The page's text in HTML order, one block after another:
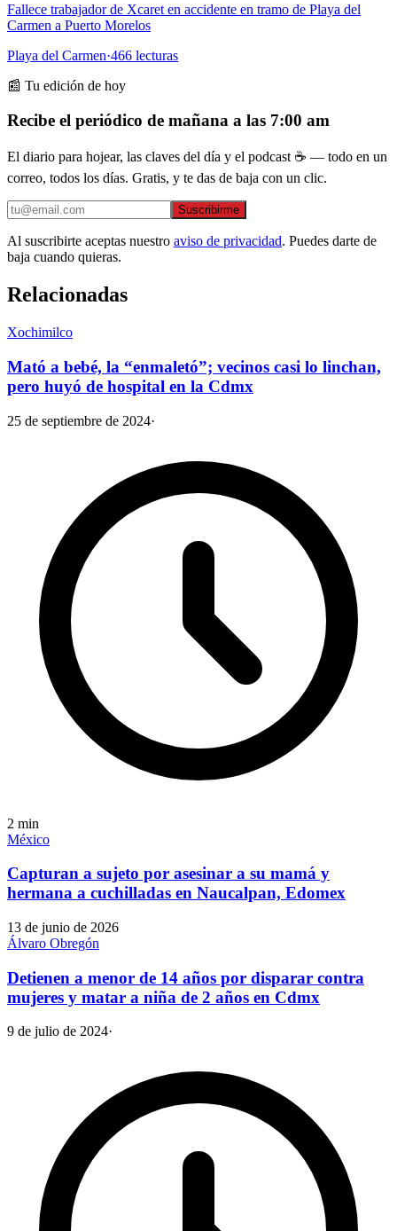
Fallece trabajador de Xcaret en accidente en tramo de Playa del
Carmen a Puerto Morelos
Playa del Carmen·466 lecturas
📰 Tu edición de hoy
Recibe el periódico de mañana a las 7:00 am
El diario para hojear, las claves del día y el podcast ☕ — todo en un
correo, todos los días. Gratis, y te das de baja con un clic.
Suscribirme
Al suscribirte aceptas nuestro aviso de privacidad. Puedes darte de
baja cuando quieras.
Relacionadas
Xochimilco
Mató a bebé, la “enmaletó”; vecinos casi lo linchan,
pero huyó de hospital en la Cdmx
25 de septiembre de 2024·
2 min
México
Capturan a sujeto por asesinar a su mamá y
hermana a cuchilladas en Naucalpan, Edomex
13 de junio de 2026
Álvaro Obregón
Detienen a menor de 14 años por disparar contra
mujeres y matar a niña de 2 años en Cdmx
9 de julio de 2024·